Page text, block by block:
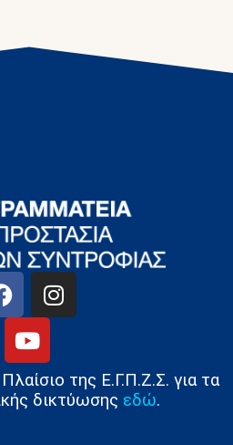
της Ε.Γ.Π.Ζ.Σ. για τα
δικτύωσης εδώ.